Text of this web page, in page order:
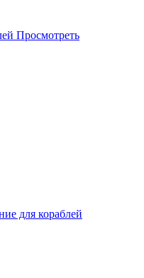
Просмотреть
для кораблей